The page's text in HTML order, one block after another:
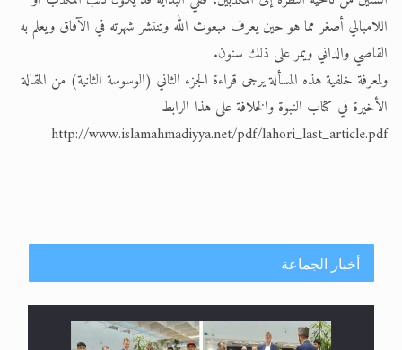
اللامبالي أصغر مما هو حين يعرف مبعوث الله وتنتشر شهرته في الآفاق ويعلم به
القاصي والداني ويمر على ذلك سنون.
ولمعرفة خلفية هذه المسألة يرجى قراءة الجزء الثاني (الوسوسة الثانية) من المقالة
الأخيرة في كتاب النبوة والخلافة على هذا الرابط
http://www.islamahmadiyya.net/pdf/lahori_last_article.pdf
أخبار الجماعة